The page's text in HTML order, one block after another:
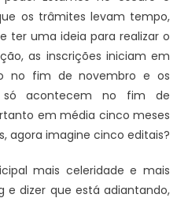
os trâmites levam tempo,
ter uma ideia para realizar o
as inscrições iniciam em
no fim de novembro e os
só acontecem no fim de
em média cinco meses
agora imagine cinco editais?
mais celeridade e mais
e dizer que está adiantando,